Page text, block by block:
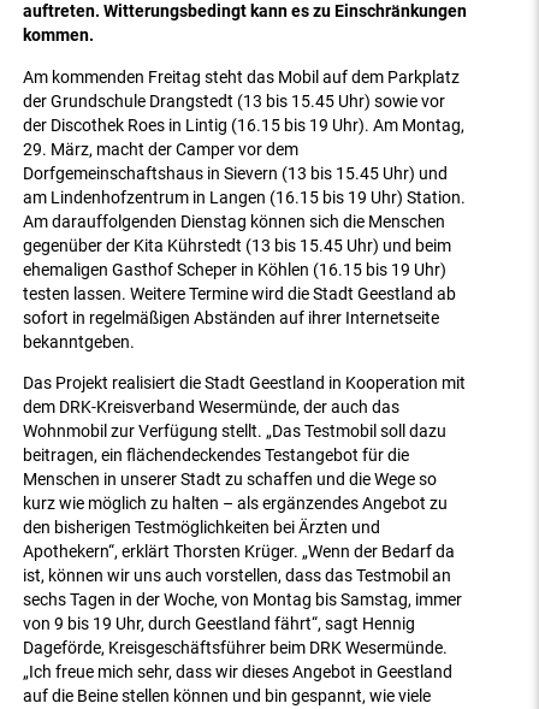
auftreten. Witterungsbedingt kann es zu Einschränkungen
kommen.
Am kommenden Freitag steht das Mobil auf dem Parkplatz
der Grundschule Drangstedt (13 bis 15.45 Uhr) sowie vor
der Discothek Roes in Lintig (16.15 bis 19 Uhr). Am Montag,
29. März, macht der Camper vor dem
Dorfgemeinschaftshaus in Sievern (13 bis 15.45 Uhr) und
am Lindenhofzentrum in Langen (16.15 bis 19 Uhr) Station.
Am darauffolgenden Dienstag können sich die Menschen
gegenüber der Kita Kührstedt (13 bis 15.45 Uhr) und beim
ehemaligen Gasthof Scheper in Köhlen (16.15 bis 19 Uhr)
testen lassen. Weitere Termine wird die Stadt Geestland ab
sofort in regelmäßigen Abständen auf ihrer Internetseite
bekanntgeben.
Das Projekt realisiert die Stadt Geestland in Kooperation mit
dem DRK-Kreisverband Wesermünde, der auch das
Wohnmobil zur Verfügung stellt. „Das Testmobil soll dazu
beitragen, ein flächendeckendes Testangebot für die
Menschen in unserer Stadt zu schaffen und die Wege so
kurz wie möglich zu halten – als ergänzendes Angebot zu
den bisherigen Testmöglichkeiten bei Ärzten und
Apothekern“, erklärt Thorsten Krüger. „Wenn der Bedarf da
ist, können wir uns auch vorstellen, dass das Testmobil an
sechs Tagen in der Woche, von Montag bis Samstag, immer
von 9 bis 19 Uhr, durch Geestland fährt“, sagt Hennig
Dageförde, Kreisgeschäftsführer beim DRK Wesermünde.
„Ich freue mich sehr, dass wir dieses Angebot in Geestland
auf die Beine stellen können und bin gespannt, wie viele